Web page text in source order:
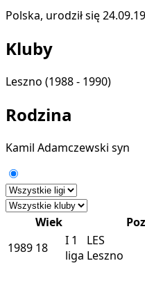
Polska, urodził się
Kluby
Leszno (1988 - 1990)
Rodzina
Kamil Adamczewski syn
Wiek Poz
1989 18 I 1
liga
LES
Leszno